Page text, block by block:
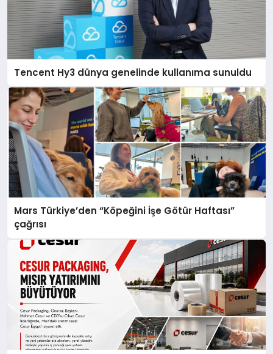
Tencent Hy3 dünya genelinde kullanıma sunuldu
Mars Türkiye’den “Köpeğini İşe Götür Haftası”
çağrısı